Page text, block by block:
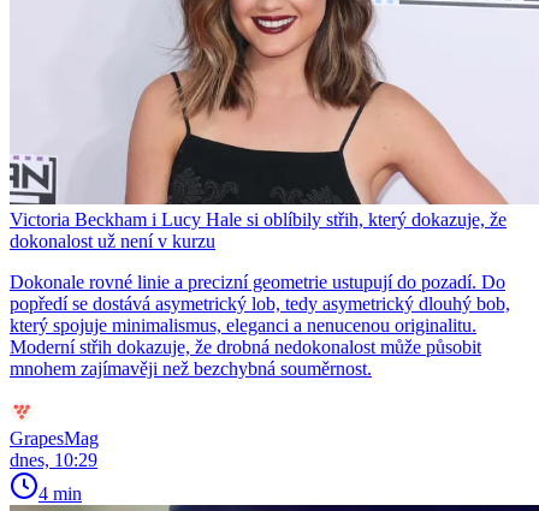
Victoria Beckham i Lucy Hale si oblíbily střih, který dokazuje, že
dokonalost už není v kurzu
Dokonale rovné linie a precizní geometrie ustupují do pozadí. Do
popředí se dostává asymetrický lob, tedy asymetrický dlouhý bob,
který spojuje minimalismus, eleganci a nenucenou originalitu.
Moderní střih dokazuje, že drobná nedokonalost může působit
mnohem zajímavěji než bezchybná souměrnost.
GrapesMag
dnes, 10:29
4 min